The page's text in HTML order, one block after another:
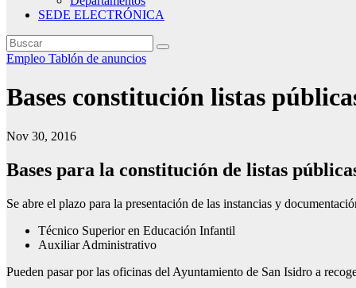
SEDE ELECTRÓNICA
Empleo Tablón de anuncios
Bases constitución listas
Nov 30, 2016
Bases para la constitución de listas
Se abre el plazo para la presentación de las instancias y
Técnico Superior en Educación Infantil
Auxiliar Administrativo
Pueden pasar por las oficinas del Ayuntamiento de San Isidro a